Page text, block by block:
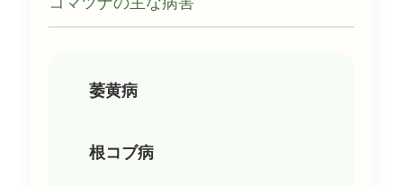
萎黄病
根コブ病